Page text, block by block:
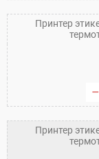
Принтер
Принтер